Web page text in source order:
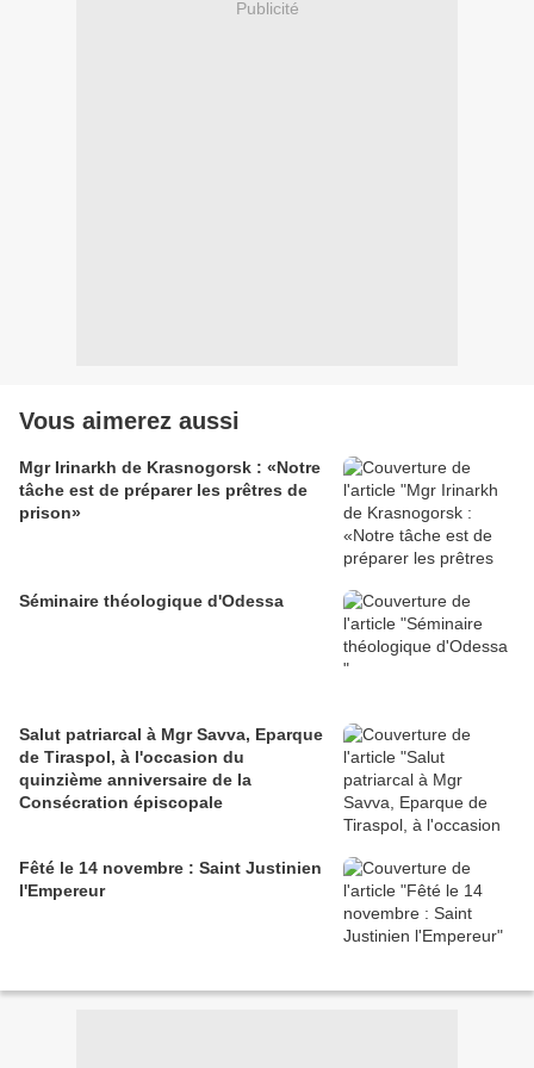
Publicité
Vous aimerez aussi
Mgr Irinarkh de Krasnogorsk : «Notre
tâche est de préparer les prêtres de
prison»
Séminaire théologique d'Odessa
Salut patriarcal à Mgr Savva, Eparque
de Tiraspol, à l'occasion du
quinzième anniversaire de la
Consécration épiscopale
Fêté le 14 novembre : Saint Justinien
l'Empereur